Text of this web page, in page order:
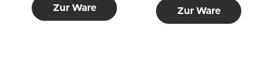
Zur Ware Zur Ware